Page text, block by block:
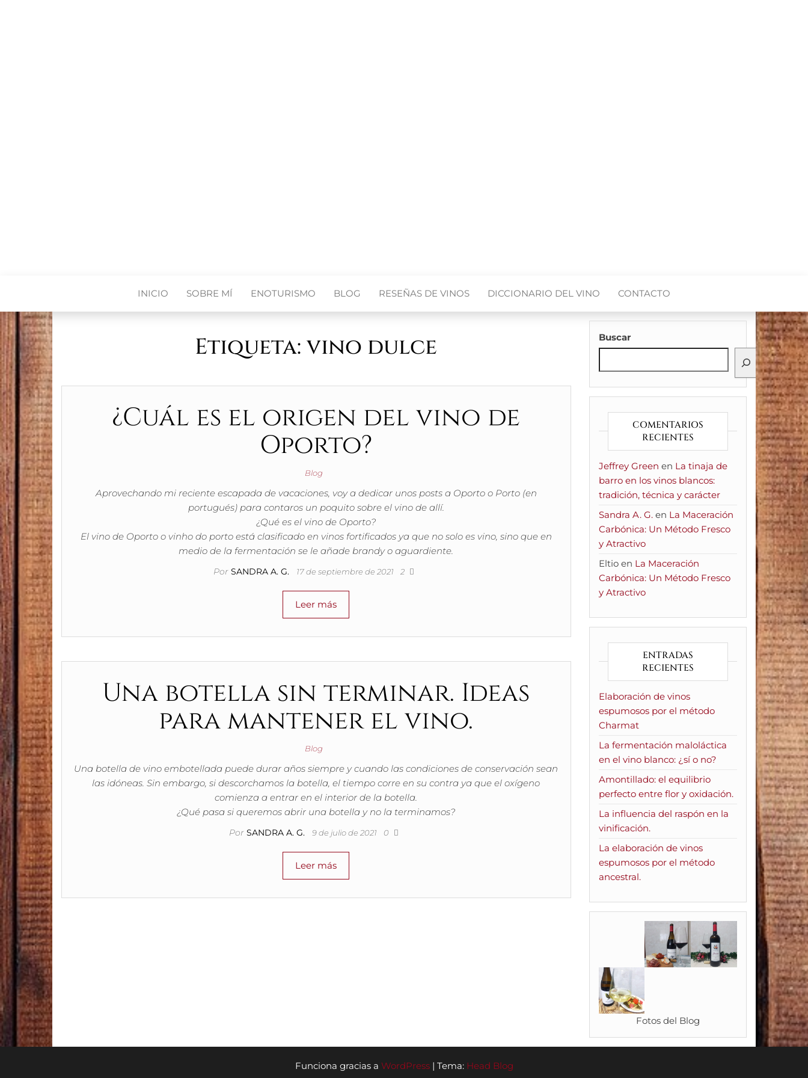
INICIO SOBRE MÍ ENOTURISMO BLOG RESEÑAS DE VINOS DICCIONARIO DEL VINO CONTACTO
Etiqueta:vino dulce
¿Cuál es el origen del vino de
Oporto?
Blog
Aprovechando mi reciente escapada de vacaciones, voy a dedicar unos posts a Oporto o Porto (en
portugués) para contaros un poquito sobre el vino de allí.
¿Qué es el vino de Oporto?
El vino de Oporto o vinho do porto está clasificado en vinos fortificados ya que no solo es vino, sino que en
medio de la fermentación se le añade brandy o aguardiente.
Por SANDRA A. G. 17 de septiembre de 2021 2
Leer más
Una botella sin terminar. Ideas
para mantener el vino.
Blog
Una botella de vino embotellada puede durar años siempre y cuando las condiciones de conservación sean
las idóneas. Sin embargo, si descorchamos la botella, el tiempo corre en su contra ya que el oxígeno
comienza a entrar en el interior de la botella.
¿Qué pasa si queremos abrir una botella y no la terminamos?
Por SANDRA A. G. 9 de julio de 2021 0
Leer más
Buscar
COMENTARIOS
RECIENTES
Jeffrey Green en La tinaja de
barro en los vinos blancos:
tradición, técnica y carácter
Sandra A. G.en La Maceración
Carbónica: Un Método Fresco
y Atractivo
Eltioen La Maceración
Carbónica: Un Método Fresco
y Atractivo
ENTRADAS
RECIENTES
Elaboración de vinos
espumosos por el método
Charmat
La fermentación maloláctica
en el vino blanco: ¿sí o no?
Amontillado: el equilibrio
perfecto entre flor y oxidación.
La influencia del raspón en la
vinificación.
La elaboración de vinos
espumosos por el método
ancestral.
Fotos del Blog
Funciona gracias a WordPress | Tema: Head Blog